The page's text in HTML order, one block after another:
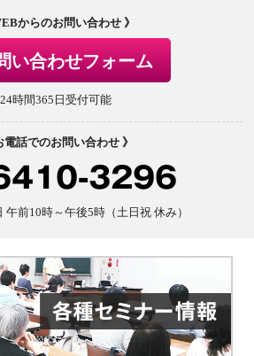
からのお問い合わせ 》
い合わせフォーム
24時間365日受付可能
電話でのお問い合わせ 》
3296
午前10時～午後5時（土日祝 休み）